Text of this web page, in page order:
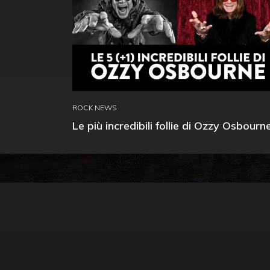
ROCK NEWS
Le più incredibili follie di Ozzy